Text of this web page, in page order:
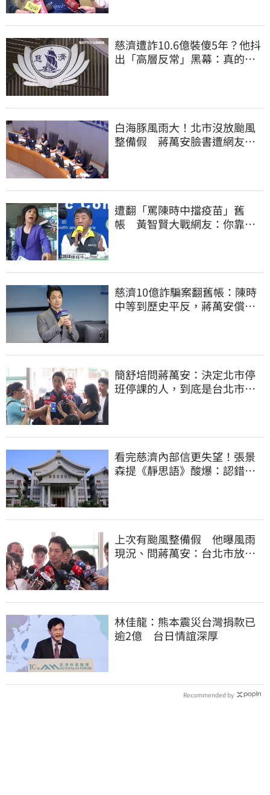
慈濟遭詐10.6億裝傻5年？他抖
出「高層反常」黑幕：真的不
白海豚風雨大！北市沒放颱風
整備假 蔣萬安臉書遭網友灌
遭翻「罵陳時中擋疫苗」舊
帳 黃智賢大戰網友：你靠我
慈濟10億詐騙案翻舊帳：陳時
中等到歷史平反，蔣萬安償還
簡舒培問蔣萬安：決定北市停
班停課的人，到底是台北市
看完慈濟內部信更失望！張景
森提《靜思語》酸爆：認錯有
上次有颱風整備假 他曝風雨
現況、問蔣萬安：台北市放假
林佳龍：熊本震災台灣捐款已
逾2億 台日情誼深厚
Recommended by